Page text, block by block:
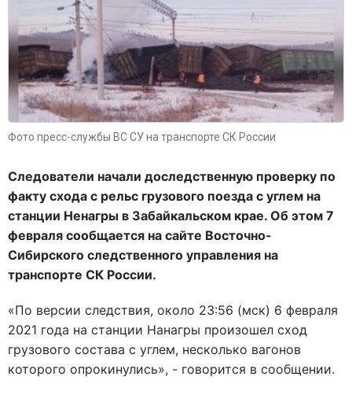
Фото пресс-службы ВС СУ на транспорте СК России
Следователи начали доследственную проверку по
факту схода с рельс грузового поезда с углем на
станции Ненагры в Забайкальском крае. Об этом 7
февраля сообщается на сайте Восточно-
Сибирского следственного управления на
транспорте СК России.
«По версии следствия, около 23:56 (мск) 6 февраля
2021 года на станции Нанагры произошел сход
грузового состава с углем, несколько вагонов
которого опрокинулись», - говорится в сообщении.